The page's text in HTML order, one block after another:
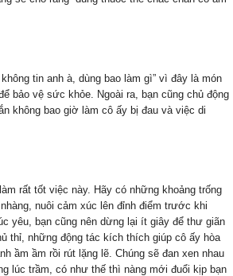
tin anh à, dùng bao làm gì” vì đây là món
bảo vệ sức khỏe. Ngoài ra, bạn cũng chủ động
không bao giờ làm cô ấy bị đau và việc di
rất tốt việc này. Hãy có những khoảng trống
nuôi cảm xúc lên đỉnh điểm trước khi
yêu, bạn cũng nên dừng lại ít giây để thư giãn
thỉ, những động tác kích thích giúp cô ấy hòa
ầm ầm rồi rút lặng lẽ. Chúng sẽ đan xen nhau
lúc trầm, có như thế thì nàng mới đuổi kịp bạn